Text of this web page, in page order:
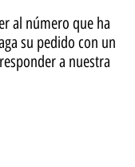
al número que ha
su pedido con un
a nuestra